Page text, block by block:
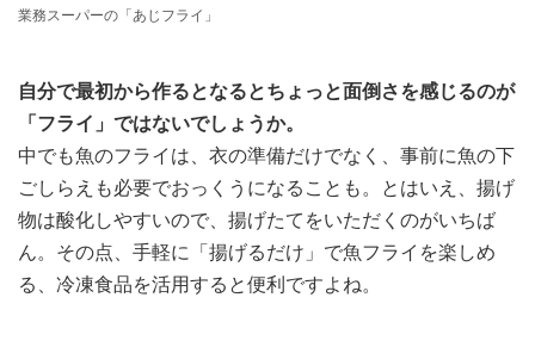
業務スーパーの「あじフライ」
自分で最初から作るとなるとちょっと面倒さを感じるのが
「フライ」ではないでしょうか。
中でも魚のフライは、衣の準備だけでなく、事前に魚の下
ごしらえも必要でおっくうになることも。とはいえ、揚げ
物は酸化しやすいので、揚げたてをいただくのがいちば
ん。その点、手軽に「揚げるだけ」で魚フライを楽しめ
る、冷凍食品を活用すると便利ですよね。